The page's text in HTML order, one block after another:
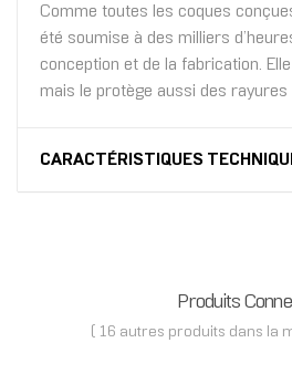
Comme toutes les coques
été soumise à des milliers
conception et de la fabrication.
mais le protège aussi des rayures
CARACTÉRISTIQUES
Produits
( 16 autres produits dans la